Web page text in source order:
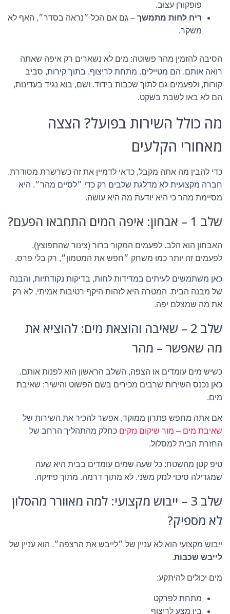
פופקורן עצוב.
ריח לחות מתמשך – גם אם הכל ״נראה בסדר״, האף לא
משקר.
הסיבה להזמין מהר פשוטה: מים לא נשארים רק איפה שאתה
רואה אותם. הם מטיילים. מתחת לריצוף, בתוך קירות, סביב
קורות, ולפעמים גם לתוך שכבות בידוד. ושם, בוא נגיד בעדינות,
הם לא באו לשבת בשקט.
מה כולל השירות בפועל? הצצה
מאחורי הקלעים
כדי להבין מה אתה מקבל, כדאי לדמיין את זה כשרשרת מסודרת.
חברה מקצועית לא מדלגת שלבים רק כדי ״לסיים מהר״. היא
מסיימת מהר כי היא יודעת מה היא עושה.
שלב 1 – אבחון: איפה המים התחבאו הפעם?
האבחון הוא הלב. לפעמים המקור ברור (צינור שהתפוצץ).
לפעמים זה יותר כמו משחק ״חפש את המטמון״, רק בלי פרס.
כאן משתמשים לעיתים במדידות לחות, בדיקות נקודתיות, והבנה
של מבנה הבית. המטרה היא לזהות היקף רטיבות אמיתי, לא רק
את מה שמצלם יפה.
שלב 2 – שאיבה והוצאת מים: להוציא את
מה שאפשר – מהר
כשיש מים עומדים או הצפה, השלב הראשון הוא לפנות אותם.
כאן נכנס השירות שרבים מכירים בשם הפשוט והישיר: שאיבת
מים.
אם אתה מחפש פתרון ממוקד, אפשר להכיר את השירות של
שאיבת מים – מור שיקום נזקים כחלק מהתהליך הרחב של
החזרת הבית למסלול.
טיפ קטן מהשטח: כל שעה שמים עומדים בבית היא שעה
שמגדילה סיכוי לנזק משני. לא מתוך דרמה. מתוך פיזיקה.
שלב 3 – ייבוש מקצועי: למה מאוורר מהסלון
לא מספיק?
ייבוש מקצועי הוא לא עניין של ״לייבש את הרצפה״. הוא עניין של
לייבש שכבות.
מים יכולים להיתקע:
מתחת לפרקט
בין מצע לריצוף